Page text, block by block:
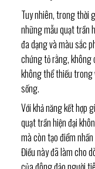
Tuy nhiên, trong thời
những mẫu quạt trần
đa dạng và màu sắc
chứng tỏ rằng, không
không thể thiếu
sống.
Với khả năng kết hợp
quạt trần hiện đại
mà còn tạo điểm
Điều này đã làm cho